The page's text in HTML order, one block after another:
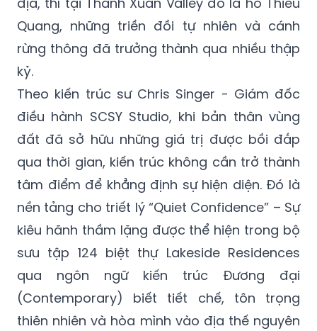
Quang, những triền đồi tự nhiên và cánh
rừng thông đã trưởng thành qua nhiều thập
kỷ.
Theo kiến trúc sư Chris Singer - Giám đốc
điều hành SCSY Studio, khi bản thân vùng
đất đã sở hữu những giá trị được bồi đắp
qua thời gian, kiến trúc không cần trở thành
tâm điểm để khẳng định sự hiện diện. Đó là
nền tảng cho triết lý “Quiet Confidence” – Sự
kiêu hãnh thầm lặng được thể hiện trong bộ
sưu tập 124 biệt thự Lakeside Residences
qua ngôn ngữ kiến trúc Đương đại
(Contemporary) biết tiết chế, tôn trọng
thiên nhiên và hòa mình vào địa thế nguyên